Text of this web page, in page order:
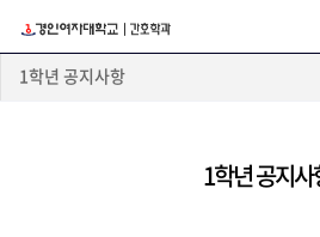
1학년 공지사항
1학년 공지사